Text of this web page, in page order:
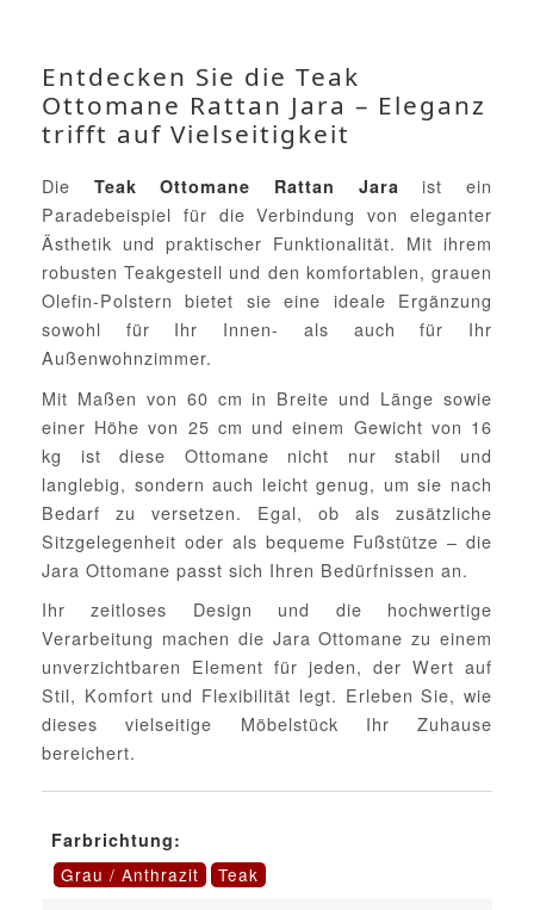
Entdecken Sie die Teak
Ottomane Rattan Jara – Eleganz
trifft auf Vielseitigkeit
Die Teak Ottomane Rattan Jara
ist ein
Paradebeispiel für die Verbindung von eleganter
Ästhetik und praktischer Funktionalität. Mit ihrem
robusten Teakgestell und den komfortablen, grauen
Olefin-Polstern bietet sie eine ideale Ergänzung
sowohl für Ihr Innen- als auch für Ihr
Außenwohnzimmer.
Mit Maßen von 60 cm in Breite und Länge sowie
einer Höhe von 25 cm und einem Gewicht von 16
kg ist diese Ottomane nicht nur stabil und
langlebig, sondern auch leicht genug, um sie nach
Bedarf zu versetzen. Egal, ob als zusätzliche
Sitzgelegenheit oder als bequeme Fußstütze – die
Jara Ottomane passt sich Ihren Bedürfnissen an.
Ihr zeitloses Design und die hochwertige
Verarbeitung machen die Jara Ottomane zu einem
unverzichtbaren Element für jeden, der Wert auf
Stil, Komfort und Flexibilität legt. Erleben Sie, wie
dieses vielseitige Möbelstück Ihr Zuhause
bereichert.
Farbrichtung:
Grau / Anthrazit
Teak